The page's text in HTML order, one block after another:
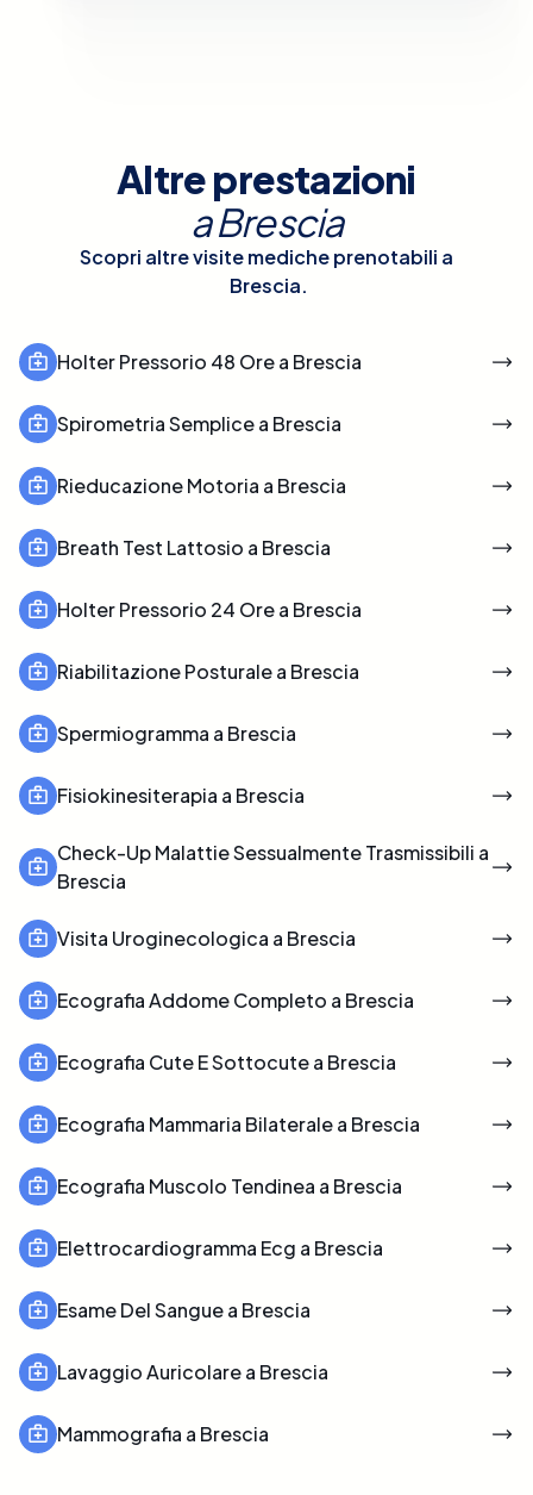
Altre prestazioni
aBrescia
Scopri altre visite mediche prenotabili a
Brescia.
Holter Pressorio 48 Ore a Brescia
Spirometria Semplice a Brescia
Rieducazione Motoria a Brescia
Breath Test Lattosio a Brescia
Holter Pressorio 24 Ore a Brescia
Riabilitazione Posturale a Brescia
Spermiogramma a Brescia
Fisiokinesiterapia a Brescia
Check-Up Malattie Sessualmente Trasmissibili a
Brescia
Visita Uroginecologica a Brescia
Ecografia Addome Completo a Brescia
Ecografia Cute E Sottocute a Brescia
Ecografia Mammaria Bilaterale a Brescia
Ecografia Muscolo Tendinea a Brescia
Elettrocardiogramma Ecg a Brescia
Esame Del Sangue a Brescia
Lavaggio Auricolare a Brescia
Mammografia a Brescia